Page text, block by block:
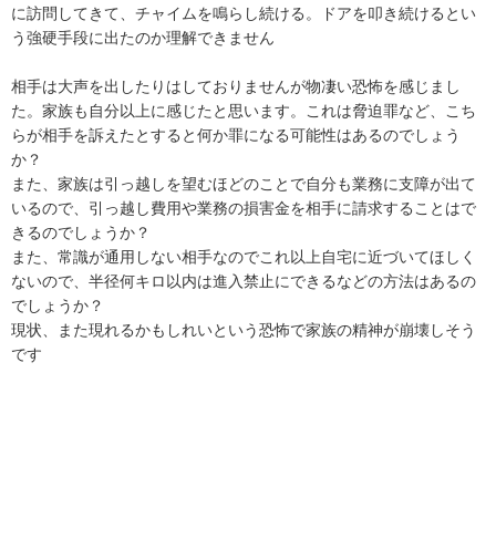
に訪問してきて、チャイムを鳴らし続ける。ドアを叩き続けるとい
う強硬手段に出たのか理解できません
相手は大声を出したりはしておりませんが物凄い恐怖を感じまし
た。家族も自分以上に感じたと思います。これは脅迫罪など、こち
らが相手を訴えたとすると何か罪になる可能性はあるのでしょう
か？
また、家族は引っ越しを望むほどのことで自分も業務に支障が出て
いるので、引っ越し費用や業務の損害金を相手に請求することはで
きるのでしょうか？
また、常識が通用しない相手なのでこれ以上自宅に近づいてほしく
ないので、半径何キロ以内は進入禁止にできるなどの方法はあるの
でしょうか？
現状、また現れるかもしれいという恐怖で家族の精神が崩壊しそう
です